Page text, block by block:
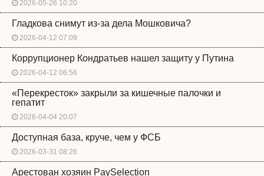
2026-05-26 10:20
Гладкова снимут из-за дела Мошковича?
2026-04-12 07:09
Коррупционер Кондратьев нашел защиту у Путина
2026-04-12 06:56
«Перекресток» закрыли за кишечные палочки и
гепатит
2026-04-04 20:07
Доступная база, круче, чем у ФСБ
2026-03-31 08:26
Арестован хозяин PaySelection